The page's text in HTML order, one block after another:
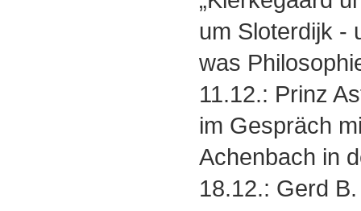
um Sloterdijk -
was
11.12.: Prinz
im Gespräch
Achenbach in
18.12.: Gerd